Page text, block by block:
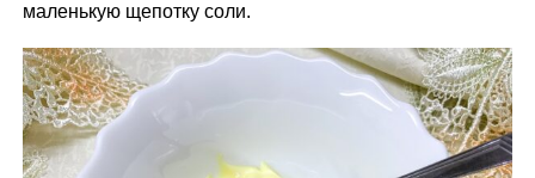
маленькую щепотку соли.